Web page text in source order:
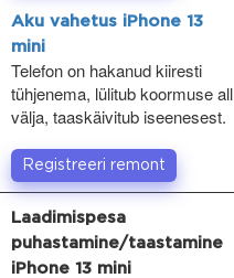
Aku vahetus iPhone 13
mini
Telefon on hakanud kiiresti
tühjenema, lülitub koormuse all
välja, taaskäivitub iseenesest.
Registreeri remont
Laadimispesa
puhastamine/taastamine
iPhone 13 mini